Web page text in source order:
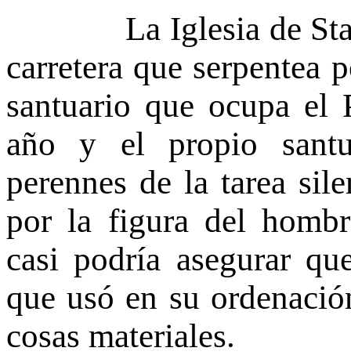
La Iglesia de Sta.
carretera que serpentea
santuario que ocupa el
año y el propio
perennes de la tarea
por la figura del
casi podría asegurar
que usó en su
cosas materiales.